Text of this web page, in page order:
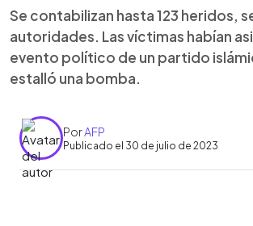
Se contabilizan hasta 123 heridos,
autoridades. Las víctimas habían
evento político de un partido
estalló una bomba.
PorAFP
Publicado el 30 de julio de 2023